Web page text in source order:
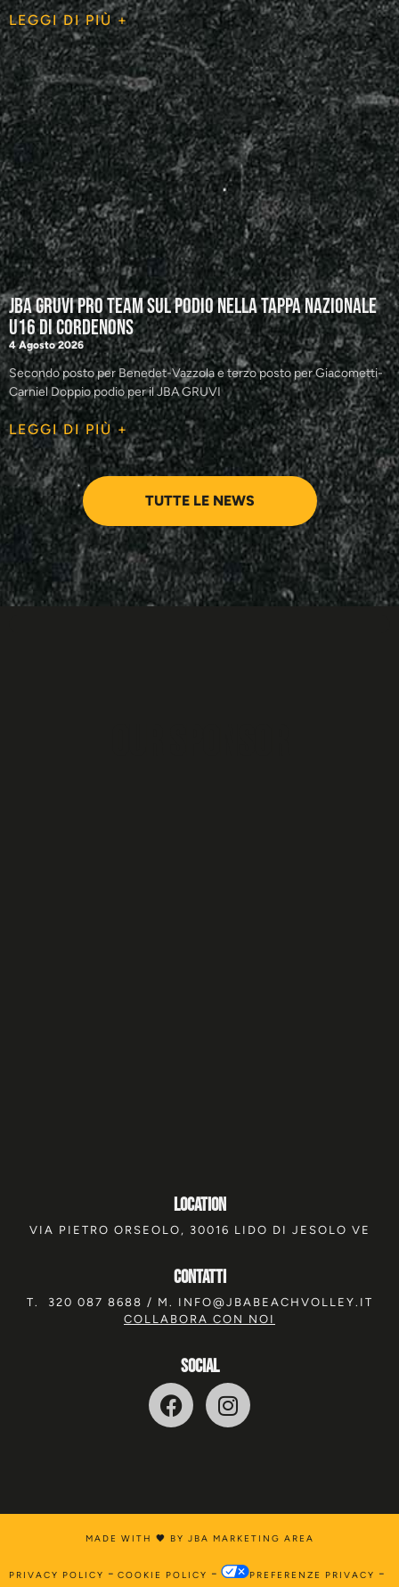
LEGGI DI PIÙ +
JBA GRUVI Pro Team sul podio nella tappa nazionale
U16 di Cordenons
4 Agosto 2026
Secondo posto per Benedet-Vazzola e terzo posto per Giacometti-
Carniel Doppio podio per il JBA GRUVI
LEGGI DI PIÙ +
TUTTE LE NEWS
location
VIA PIETRO ORSEOLO, 30016 LIDO DI JESOLO VE
Contatti
T. 320 087 8688 / M. INFO@JBABEACHVOLLEY.IT
COLLABORA CON NOI
SOCIAL
PRIVACY POLICY - COOKIE POLICY - PREFERENZE PRIVACY -
MADE WITH 🖤 BY JBA MARKETING AREA